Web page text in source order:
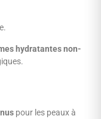
hydratantes non-
pour les peaux à